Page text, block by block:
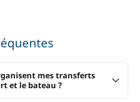
pourrez effectuer durant votre
les Cyclades :
mes transferts
et le bateau ?